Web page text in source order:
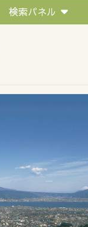
イベントレポート
全域
検索パネル